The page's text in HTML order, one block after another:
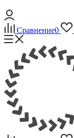
Сравнение0